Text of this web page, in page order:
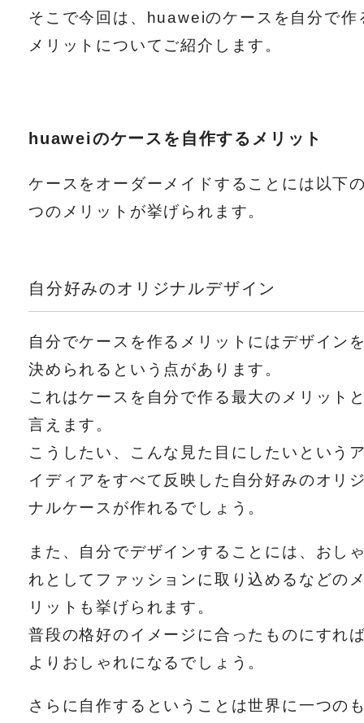
そこで今回は、huaweiのケースを自分で作
メリットについてご紹介します。
huaweiのケースを自作するメリット
ケースをオーダーメイドすることには以下
つのメリットが挙げられます。
自分好みのオリジナルデザイン
自分でケースを作るメリットにはデザイン
決められるという点があります。
これはケースを自分で作る最大のメリット
言えます。
こうしたい、こんな見た目にしたいという
イディアをすべて反映した自分好みのオリ
ナルケースが作れるでしょう。
また、自分でデザインすることには、おし
れとしてファッションに取り込めるなどの
リットも挙げられます。
普段の格好のイメージに合ったものにすれ
よりおしゃれになるでしょう。
さらに自作するということは世界に一つの